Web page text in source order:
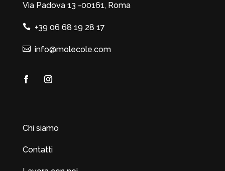
Via Padova 13 -00161, Roma
+39 06 68 19 28 17
info@molecole.com
Chi siamo
Contatti